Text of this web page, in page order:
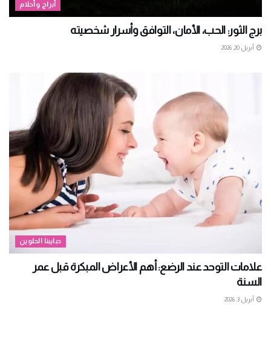
أبراج وأحلام
برج الثور: الحب، الأمان، التوافق وأسرار شخصيته
أبريل 20, 2026
حبايبنا الحلوين
علامات التوحد عند الرضع: أهم الأعراض المبكرة قبل عمر
السنة
أبريل 3, 2026